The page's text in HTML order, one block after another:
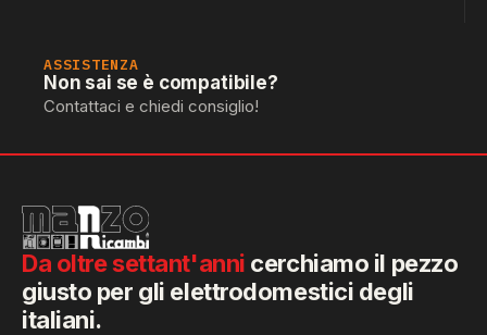
ASSISTENZA
Non sai se è compatibile?
Contattaci e chiedi consiglio!
Da oltre settant'anni cerchiamo il pezzo
giusto per gli elettrodomestici degli
italiani.